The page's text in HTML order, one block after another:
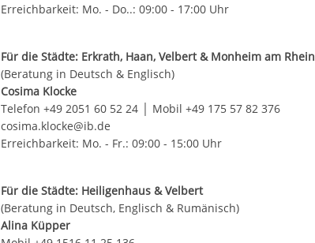
Erreichbarkeit: Mo. - Do..: 09:00 - 17:00 Uhr
Für die Städte: Erkrath, Haan, Velbert & Monheim am Rhein
(Beratung in Deutsch & Englisch)
Cosima Klocke
Telefon +49 2051 60 52 24 │ Mobil +49 175 57 82 376
cosima.klocke@ib.de
Erreichbarkeit: Mo. - Fr.: 09:00 - 15:00 Uhr
Für die Städte: Heiligenhaus & Velbert
(Beratung in Deutsch, Englisch & Rumänisch)
Alina Küpper